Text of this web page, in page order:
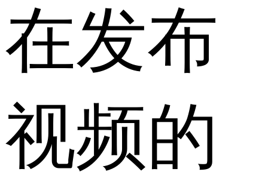
在发布
视频的